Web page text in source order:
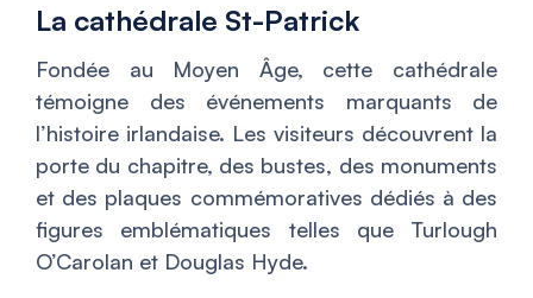
La cathédrale St-Patrick
Fondée au Moyen Âge, cette cathédrale
témoigne des événements marquants de
l’histoire irlandaise. Les visiteurs découvrent la
porte du chapitre, des bustes, des monuments
et des plaques commémoratives dédiés à des
figures emblématiques telles que Turlough
O’Carolan et Douglas Hyde.